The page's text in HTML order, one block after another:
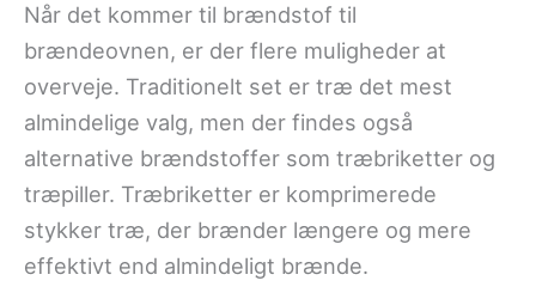
Når det kommer til brændstof til
brændeovnen, er der flere muligheder at
overveje. Traditionelt set er træ det mest
almindelige valg, men der findes også
alternative brændstoffer som træbriketter og
træpiller. Træbriketter er komprimerede
stykker træ, der brænder længere og mere
effektivt end almindeligt brænde.